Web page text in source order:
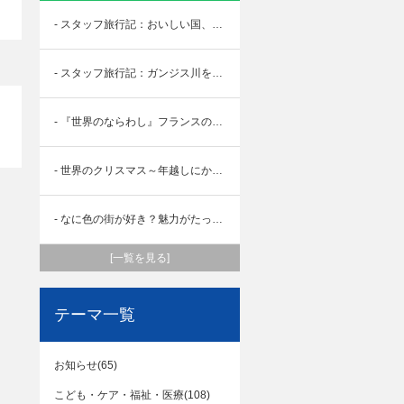
- スタッフ旅行記：おいしい国、ポルトガル
- スタッフ旅行記：ガンジス川を求めて
- 『世界のならわし』フランスの挨拶とは？！
- 世界のクリスマス～年越しにかけての過ごし方！～フィンランド～
- なに色の街が好き？魅力がたっぷりモロッコ
[一覧を見る]
テーマ一覧
お知らせ(65)
こども・ケア・福祉・医療(108)